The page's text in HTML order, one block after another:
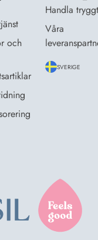
och
Handla tryggt
Våra
SVERIGE